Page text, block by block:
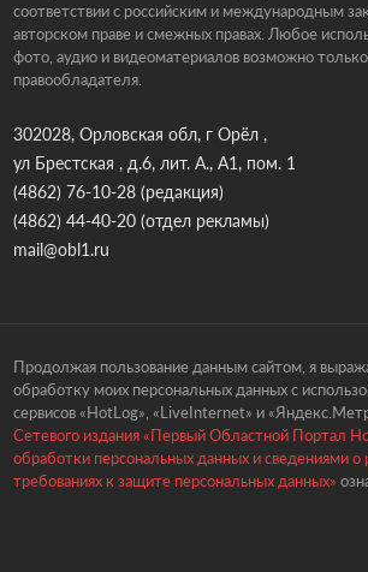
соответствии с российским и международным
авторском праве и смежных правах. Любое
фото, аудио и видеоматериалов возможно только
правообладателя.
302028, Орловская обл, г Орёл ,
ул Брестская , д.6, лит. А., А1, пом. 1
(4862) 76-10-28(редакция)
(4862) 44-40-20(отдел рекламы)
mail@obl1.ru
Продолжая пользование данным сайтом, я
обработку моих персональных данных с
сервисов «HotLog», «LiveInternet» и
Сетевого издания «Первый Областной Портал
обработки персональных данных и сведениями о
требованиях к защите персональных данных»